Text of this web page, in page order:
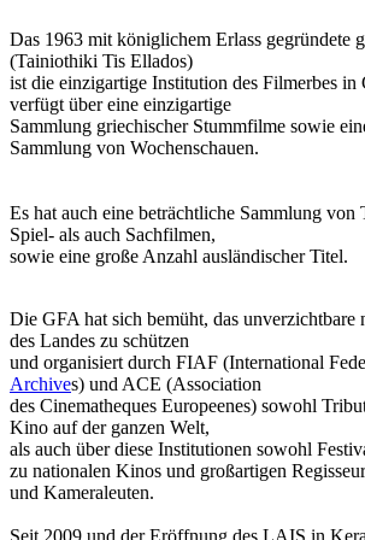
Das 1963 mit königlichem Erlass gegründete
(Tainiothiki Tis Ellados)
ist die einzigartige Institution des Filmerbes in
verfügt über eine einzigartige
Sammlung griechischer Stummfilme sowie
Sammlung von Wochenschauen.
Es hat auch eine beträchtliche Sammlung
Spiel- als auch Sachfilmen,
sowie eine große Anzahl ausländischer Titel.
Die GFA hat sich bemüht, das unverzichtbare
des Landes zu schützen
und organisiert durch FIAF (International
Archives) und ACE (Association
des Cinematheques Europeenes) sowohl
Kino auf der ganzen Welt,
als auch über diese Institutionen sowohl
zu nationalen Kinos und großartigen
und Kameraleuten.
Seit 2009 und der Eröffnung des LAIS in